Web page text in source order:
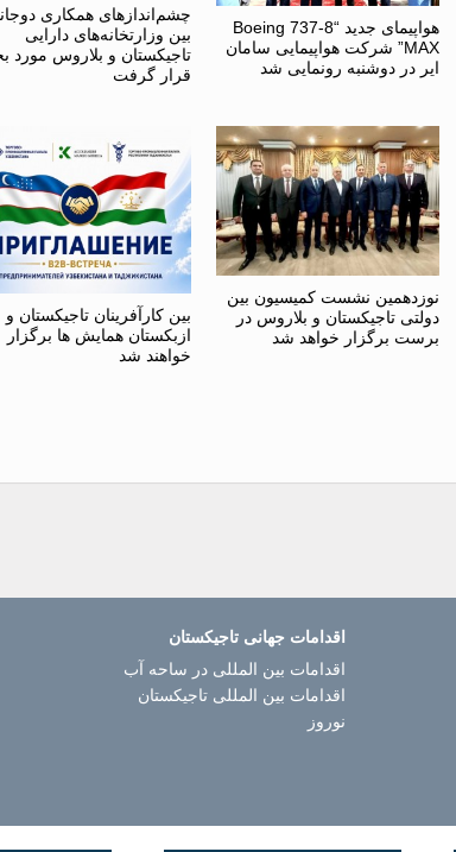
هواپیمای جدید “Boeing 737-8
MAX” شرکت هواپیمایی سامان
ایر در دوشنبه رونمایی شد
چشم‌اندازهای همکاری
بین وزارتخانه‌های دارایی
تاجیکستان و بلاروس مورد
قرار گرفت
نوزدهمین نشست کمیسیون بین
دولتی تاجیکستان و بلاروس در
برست برگزار خواهد شد
بین کارآفرینان تاجیکستان و
ازبکستان همایش ها برگزار
خواهند شد
اقدامات جهانی تاجیکستان
اقدامات بین المللی در ساحه آب
اقدامات بین المللی تاجیکستان
نوروز